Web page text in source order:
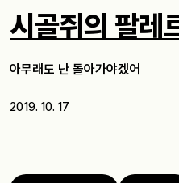
시골쥐의 팔레
아무래도 난 돌아가야겠어
2019. 10. 17